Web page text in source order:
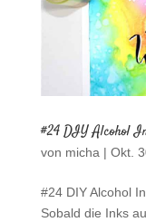
#24 DIY Alcohol
von micha | Okt.
#24 DIY Alcohol
Sobald die Inks